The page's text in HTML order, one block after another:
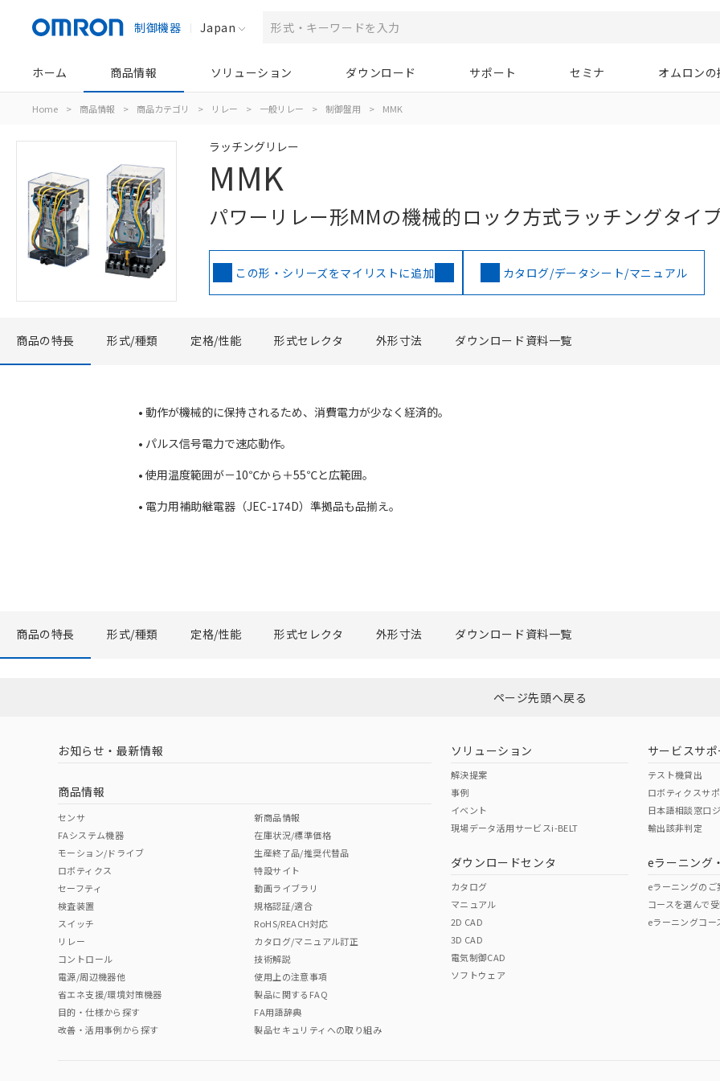
制御機器 Japan
ホーム 商品情報 ソリューション ダウンロード サポート セミナ オムロン
Home > 商品情報 > 商品カテゴリ > リレー > 一般リレー > 制御盤用 > MMK
ラッチングリレー
MMK
パワーリレー形MMの機械的ロック方式ラッチングタイ
この形・シリーズをマイリストに追加 カタログ/データシート/マニュアル
商品の特長 形式/種類 定格/性能 形式セレクタ 外形寸法 ダウンロード資料一覧
• 動作が機械的に保持されるため、消費電力が少なく経済的。
• パルス信号電力で速応動作。
• 使用温度範囲が－10℃から＋55℃と広範囲。
• 電力用補助継電器（JEC-174D）準拠品も品揃え。
商品の特長 形式/種類 定格/性能 形式セレクタ 外形寸法 ダウンロード資料一覧
ページ先頭へ戻る
お知らせ・最新情報
商品情報
センサ
FAシステム機器
モーション/ドライブ
ロボティクス
セーフティ
検査装置
スイッチ
リレー
コントロール
電源/周辺機器他
省エネ支援/環境対策機器
目的・仕様から探す
改善・活用事例から探す
新商品情報
在庫状況/標準価格
生産終了品/推奨代替品
特設サイト
動画ライブラリ
規格認証/適合
RoHS/REACH対応
カタログ/マニュアル訂正
技術解説
使用上の注意事項
製品に関するFAQ
FA用語辞典
製品セキュリティへの取り組み
ソリューション
解決提案
事例
イベント
現場データ活用サービスi-BELT
ダウンロードセンタ
カタログ
マニュアル
2D CAD
3D CAD
電気制御CAD
ソフトウェア
サービスサポ
テスト機貸出
ロボティクスサ
日本語相談窓口
輸出該非判定
eラーニング
eラーニングのご
コースを選んで
eラーニングコー